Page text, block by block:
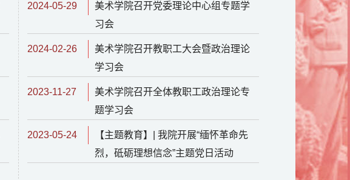
2024-05-29
美术学院召开党委理论中心组专题学
习会
2024-02-26
美术学院召开教职工大会暨政治理论
学习会
2023-11-27
美术学院召开全体教职工政治理论专
题学习会
2023-05-24
【主题教育】| 我院开展“缅怀革命先
烈，砥砺理想信念”主题党日活动